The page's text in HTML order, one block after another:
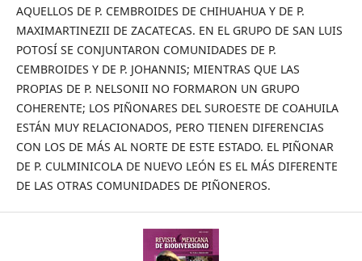
AQUELLOS DE P. CEMBROIDES DE CHIHUAHUA Y DE P.
MAXIMARTINEZII DE ZACATECAS. EN EL GRUPO DE SAN LUIS
POTOSÍ SE CONJUNTARON COMUNIDADES DE P.
CEMBROIDES Y DE P. JOHANNIS; MIENTRAS QUE LAS
PROPIAS DE P. NELSONII NO FORMARON UN GRUPO
COHERENTE; LOS PIÑONARES DEL SUROESTE DE COAHUILA
ESTÁN MUY RELACIONADOS, PERO TIENEN DIFERENCIAS
CON LOS DE MÁS AL NORTE DE ESTE ESTADO. EL PIÑONAR
DE P. CULMINICOLA DE NUEVO LEÓN ES EL MÁS DIFERENTE
DE LAS OTRAS COMUNIDADES DE PIÑONEROS.